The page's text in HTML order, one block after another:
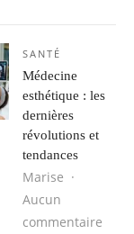
mode homme à
SANTÉ
Médecine
esthétique : les
dernières
révolutions et
tendances
Marise
Aucun
commentaire